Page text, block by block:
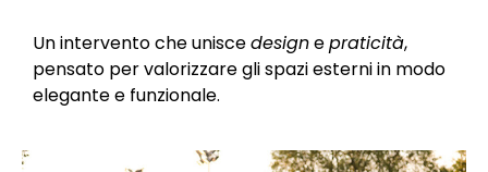
Un intervento che uniscedesignepraticità,
pensato per valorizzare gli spazi esterni in modo
elegante e funzionale.